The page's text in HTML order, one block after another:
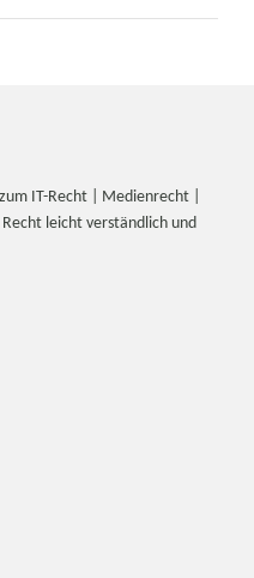
IT-Recht | Medienrecht |
leicht verständlich und